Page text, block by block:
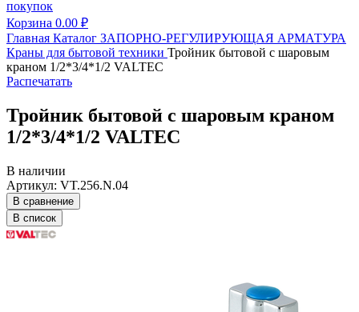
покупок
Корзина 0.00 ₽
Главная Каталог ЗАПОРНО-РЕГУЛИРУЮЩАЯ АРМАТУРА
Краны для бытовой техники Тройник бытовой с шаровым
краном 1/2*3/4*1/2 VALTEC
Распечатать
Тройник бытовой с шаровым краном
1/2*3/4*1/2 VALTEC
В наличии
Артикул: VT.256.N.04
В сравнение
В список